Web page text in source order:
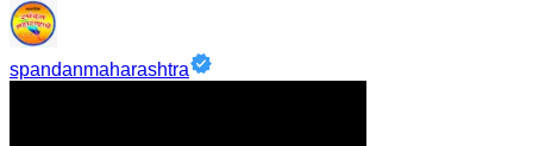
spandanmaharashtra